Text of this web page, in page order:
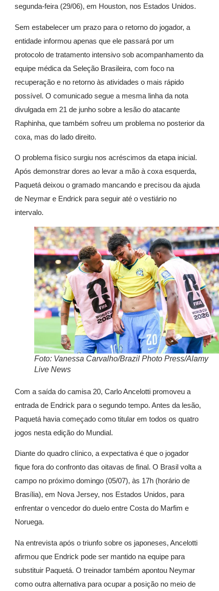
segunda-feira (29/06), em Houston, nos Estados Unidos.
Sem estabelecer um prazo para o retorno do jogador, a
entidade informou apenas que ele passará por um
protocolo de tratamento intensivo sob acompanhamento da
equipe médica da Seleção Brasileira, com foco na
recuperação e no retorno às atividades o mais rápido
possível. O comunicado segue a mesma linha da nota
divulgada em 21 de junho sobre a lesão do atacante
Raphinha, que também sofreu um problema no posterior da
coxa, mas do lado direito.
O problema físico surgiu nos acréscimos da etapa inicial.
Após demonstrar dores ao levar a mão à coxa esquerda,
Paquetá deixou o gramado mancando e precisou da ajuda
de Neymar e Endrick para seguir até o vestiário no
intervalo.
Foto: Vanessa Carvalho/Brazil Photo Press/Alamy
Live News
Com a saída do camisa 20, Carlo Ancelotti promoveu a
entrada de Endrick para o segundo tempo. Antes da lesão,
Paquetá havia começado como titular em todos os quatro
jogos nesta edição do Mundial.
Diante do quadro clínico, a expectativa é que o jogador
fique fora do confronto das oitavas de final. O Brasil volta a
campo no próximo domingo (05/07), às 17h (horário de
Brasília), em Nova Jersey, nos Estados Unidos, para
enfrentar o vencedor do duelo entre Costa do Marfim e
Noruega.
Na entrevista após o triunfo sobre os japoneses, Ancelotti
afirmou que Endrick pode ser mantido na equipe para
substituir Paquetá. O treinador também apontou Neymar
como outra alternativa para ocupar a posição no meio de